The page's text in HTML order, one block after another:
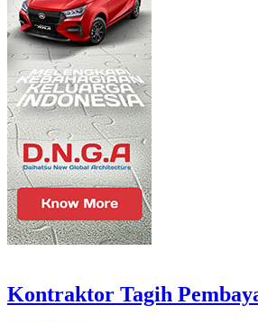
Kontraktor Tagih